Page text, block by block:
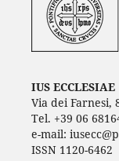
IUS ECCLESIAE
Via dei Farnesi,
Tel. +39 06
e-mail:
ISSN 1120-6462